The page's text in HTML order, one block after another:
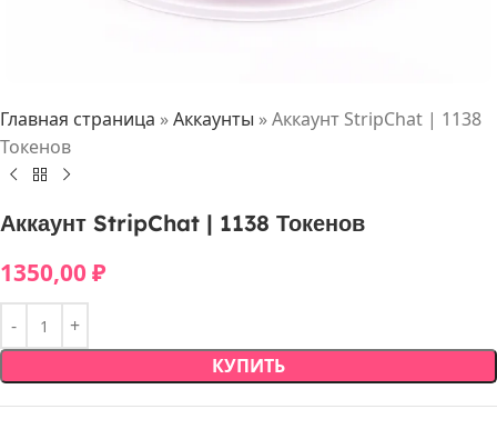
Главная страница »Аккаунты »Аккаунт StripChat | 1138
Токенов
Аккаунт StripChat | 1138 Токенов
1350,00 ₽
КУПИТЬ